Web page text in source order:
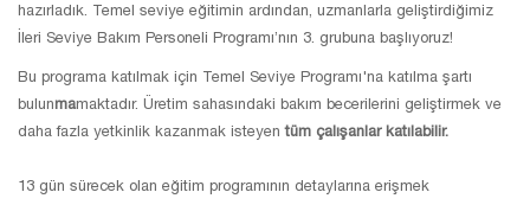
hazırladık. Temel seviye eğitimin ardından, uzmanlarla geliştirdiğimiz
İleri Seviye Bakım Personeli Programı’nın 3. grubuna başlıyoruz!
Bu programa katılmak için Temel Seviye Programı'na katılma şartı
bulunmamaktadır. Üretim sahasındaki bakım becerilerini geliştirmek ve
daha fazla yetkinlik kazanmak isteyentüm çalışanlar katılabilir.
13 gün sürecek olan eğitim programının detaylarına erişmek